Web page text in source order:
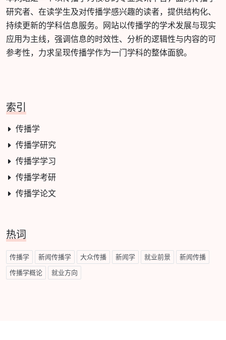
研究者、在读学生及对传播学感兴趣的读者，提供结构化、
持续更新的学科信息服务。网站以传播学的学术发展与现实
应用为主线，强调信息的时效性、分析的逻辑性与内容的可
参考性，力求呈现传播学作为一门学科的整体面貌。
索引
传播学
传播学研究
传播学学习
传播学考研
传播学论文
热词
传播学 新闻传播学 大众传播 新闻学 就业前景 新闻传播
传播学概论 就业方向